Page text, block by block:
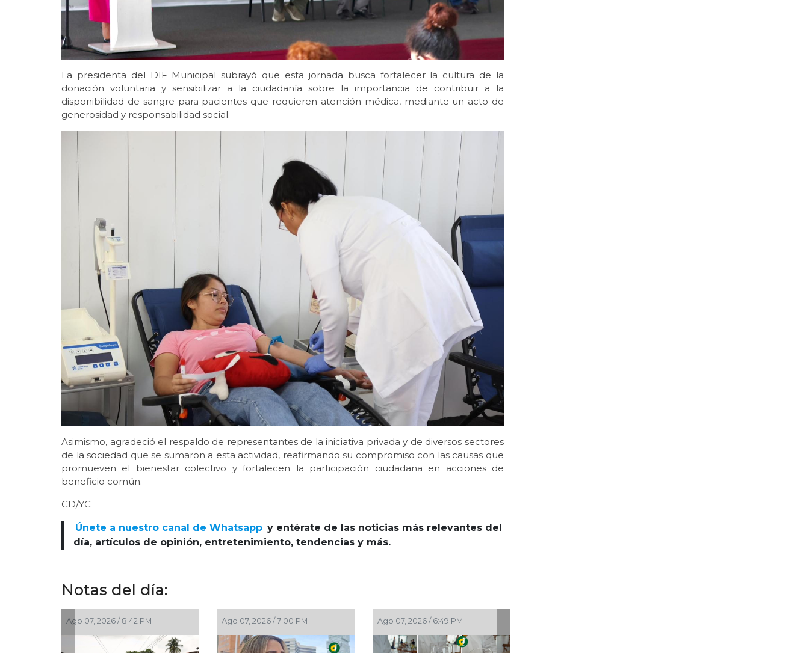
La presidenta del DIF Municipal subrayó que esta jornada busca fortalecer la cultura de la
donación voluntaria y sensibilizar a la ciudadanía sobre la importancia de contribuir a la
disponibilidad de sangre para pacientes que requieren atención médica, mediante un acto de
generosidad y responsabilidad social.
Asimismo, agradeció el respaldo de representantes de la iniciativa privada y de diversos sectores
de la sociedad que se sumaron a esta actividad, reafirmando su compromiso con las causas que
promueven el bienestar colectivo y fortalecen la participación ciudadana en acciones de
beneficio común.
CD/YC
Únete a nuestro canal de Whatsapp y entérate de las noticias más relevantes del
día, artículos de opinión, entretenimiento, tendencias y más.
Notas del día:
Ago 07, 2026 / 6:20 PM Ago 07, 2026 / 5:53 PM Ago 07, 2026 / 5:15 PM